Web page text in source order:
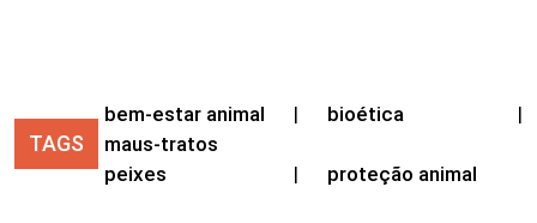
TAGS
bem-estar animal | bioética
|
maus-tratos
peixes
| proteção animal